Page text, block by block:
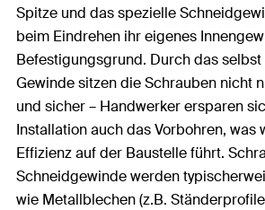
Spitze und das spezielle
beim Eindrehen ihr eigenes
Befestigungsgrund. Durch das
Gewinde sitzen die Schrauben nicht
und sicher – Handwerker ersparen
Installation auch das Vorbohren, was
Effizienz auf der Baustelle führt.
Schneidgewinde werden
wie Metallblechen (z.B.